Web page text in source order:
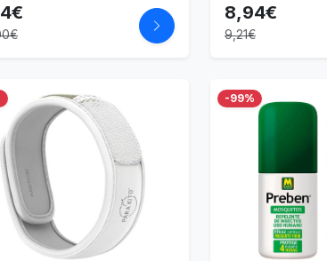
de Mosquitos
Tropicales
8,94€
9,21€
-99%